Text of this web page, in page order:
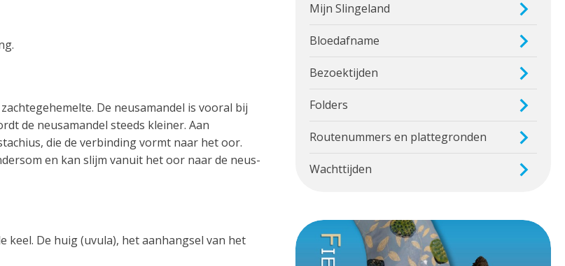
De neusamandel is vooral bij
de neusamandel steeds kleiner. Aan
die de verbinding vormt naar het oor.
en kan slijm vanuit het oor naar de neus-
keel. De huig (uvula), het aanhangsel van het
Mijn Slingeland
Bloedafname
Bezoektijden
Folders
Routenummers en plattegronden
Wachttijden